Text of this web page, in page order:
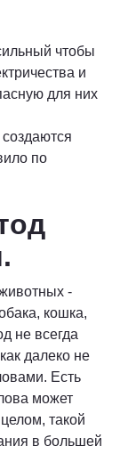
чтобы
и
для них
по
-
кошка,
не всегда
далеко не
Есть
может
такой
в большей